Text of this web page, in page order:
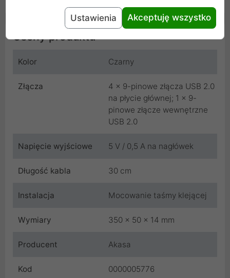
Cechy produktu
Kolor Czarny
Złącza
4 x 9-pinowe złącza USB 2.0
na płycie głównej; 1 x 9-
pinowe złącze wewnętrzne
USB 2.0
Napięcie wyjściowe 5 V / 0,5 A na nagłówek
Długość kabla 30 cm
Instalacja Mocowanie taśmy klejącej
Wymiary 350 x 50 x 14 mm
Producent Akasa
Kod 0000005776
Ustawienia Akceptuję wszystko